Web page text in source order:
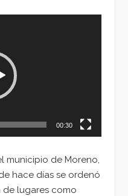
00:30
municipio de Moreno,
hace días se ordenó
de lugares como